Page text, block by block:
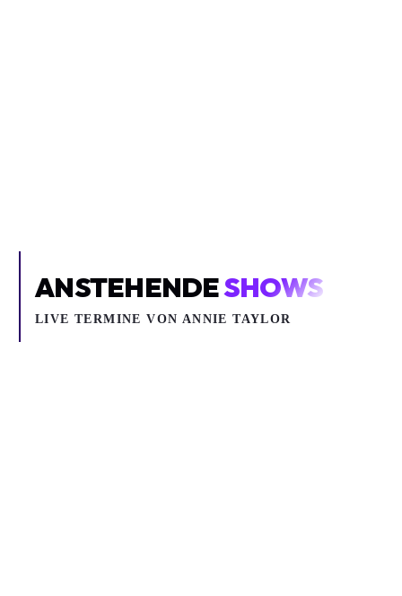
ANSTEHENDESHOWS
LIVE TERMINE VON ANNIE TAYLOR